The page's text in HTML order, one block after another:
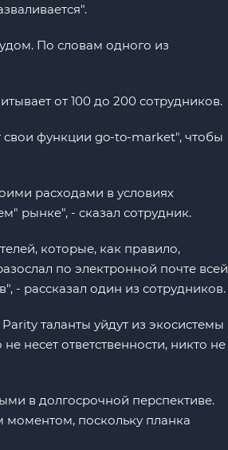
По словам одного из
от 100 до 200 сотрудников.
свои функции go-to-market", чтобы
расходами в условиях
рынке", - сказал сотрудник.
которые, как правило,
по электронной почте всей
- рассказал один из сотрудников.
таланты уйдут из экосистемы
несет ответственности, никто не
в долгосрочной перспективе.
моментом, поскольку планка